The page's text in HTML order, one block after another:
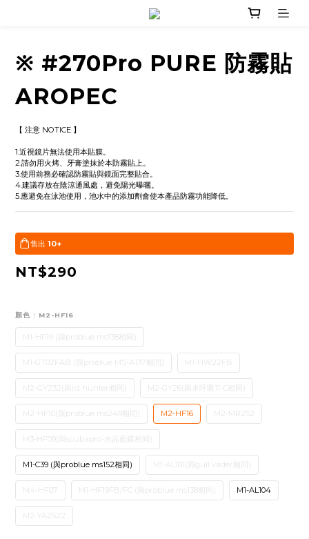
※ #270Pro PURE 防霧貼
AROPEC
【 注意 NOTICE 】
1.近視鏡片無法使用本貼膜。
2.請勿用火烤、牙膏塗抹於本防霧貼上。
3.使用前務必確認防霧貼與鏡面完整貼合。
4.建議存放在陰涼通風處，避免陽光曝曬。
5.應避免在泳池使用，池水中的添加劑會使本產品防霧功能降低。
售出 10+
NT$290
顏色 : M2-HF16
M1-HF19 (與problue ms138相同)
M1-GT02FAB (與problue MS-A137相同) M1-HW22FB
M2-GY232(與ist hunter相同) M2-GY26(與水呼吸11-C相同)
M2-HF10(與problue ms249相同) M2-HF16 M2-MR252
M3-HF09(與scubapro-水晶面鏡相同)
M1-C39 (與problue ms152相同) M1-AL101(與gull vader相同)
M4-HF07 M1-HF19FB/FC (與problue ms138相同) M1-AL104
M2-YA2522